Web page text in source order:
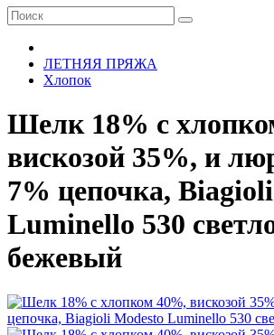
ЛЕТНЯЯ ПРЯЖА
Хлопок
Шелк 18% с
вискозой 35%, и
7% цепочка,
Luminello 530
бежевый